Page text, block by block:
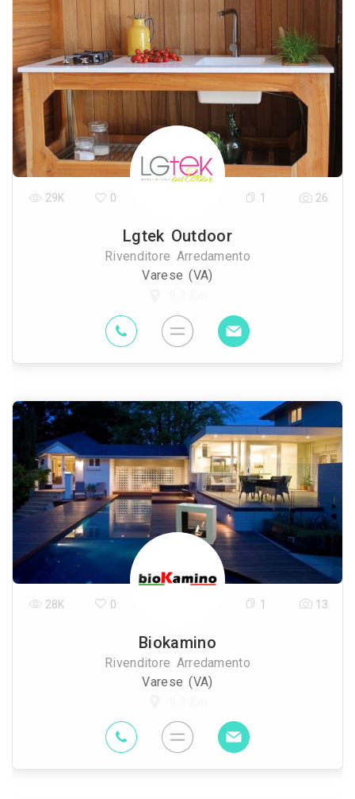
Lgtek Outdoor
Rivenditore Arredamento
Varese (VA)
29K 0 1 26
Biokamino
Rivenditore Arredamento
Varese (VA)
28K 0 1 13